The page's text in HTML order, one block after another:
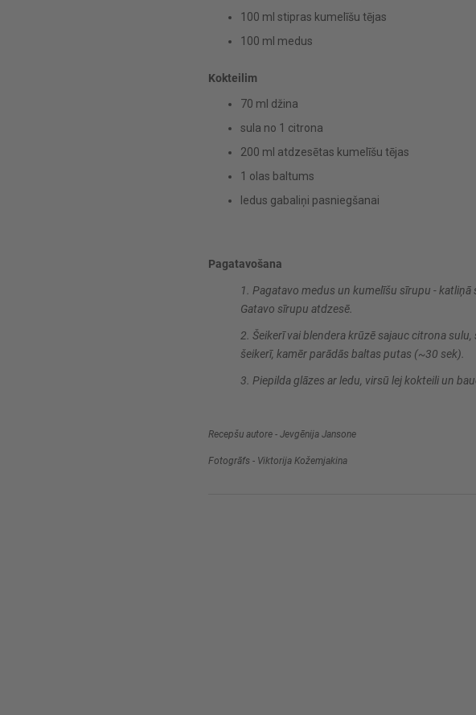
100 ml stipras kumelīšu tējas
100 ml medus
Kokteilim
70 ml džina
sula no 1 citrona
200 ml atdzesētas kumelīšu tējas
1 olas baltums
ledus gabaliņi pasniegšanai
Pagatavošana
1. Pagatavo medus un kumelīšu sīrupu -
Gatavo sīrupu atdzesē.
2. Šeikerī vai blendera krūzē sajauc citrona
šeikerī, kamēr parādās baltas putas (~30 sek).
3. Piepilda glāzes ar ledu, virsū lej kokteili un
Recepšu autore - Jevgēnija Jansone
Fotogrāfs - Viktorija Kožemjakina